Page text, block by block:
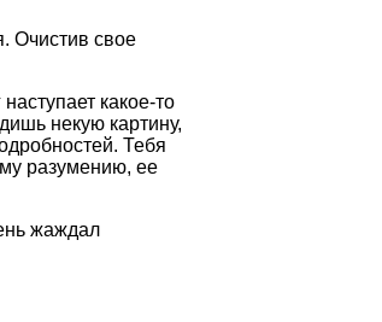
Очистив свое
какое-то
некую картину,
Тебя
разумению, ее
жаждал